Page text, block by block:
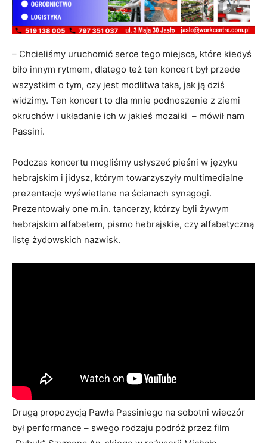
– Chcieliśmy uruchomić serce tego miejsca, które kiedyś
biło innym rytmem, dlatego też ten koncert był przede
wszystkim o tym, czy jest modlitwa taka, jak ją dziś
widzimy. Ten koncert to dla mnie podnoszenie z ziemi
okruchów i układanie ich w jakieś mozaiki – mówił nam
Passini.
Podczas koncertu mogliśmy usłyszeć pieśni w języku
hebrajskim i jidysz, którym towarzyszyły multimedialne
prezentacje wyświetlane na ścianach synagogi.
Prezentowały one m.in. tancerzy, którzy byli żywym
hebrajskim alfabetem, pismo hebrajskie, czy alfabetyczną
listę żydowskich nazwisk.
Drugą propozycją Pawła Passiniego na sobotni wieczór
był performance – swego rodzaju podróż przez film